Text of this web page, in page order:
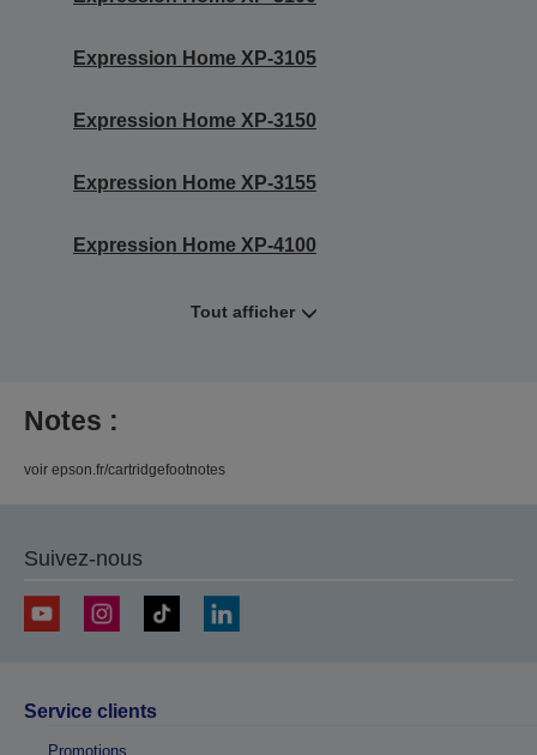
Expression Home XP-3105
Expression Home XP-3150
Expression Home XP-3155
Expression Home XP-4100
Tout afficher
Notes :
voir epson.fr/cartridgefootnotes
Suivez-nous
Service clients
Promotions